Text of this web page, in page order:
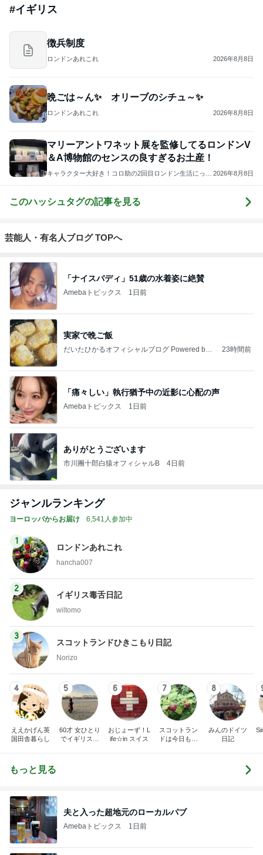
#イギリス
徴兵制度
ロンドンあれこれ 2026年8月8日
晩ごは～ん✨ オリーブのシチュ～✨
ロンドンあれこれ 2026年8月8日
マリーアントワネット展を監修してるロンドンV
＆A博物館のセンスの良すぎるお土産！
キャラクター大好き！コロ助の2回目ロンドン生活にっき
2026年8月8日
このハッシュタグの記事を見る
芸能人・有名人ブログ TOPへ
「ナイスバディ」51歳の水着姿に絶賛
Amebaトピックス 1日前
実家で晩ご飯
だいたひかるオフィシャルブログ Powered by
23時間前
「痛々しい」執行猶予中の近影に心配の声
Amebaトピックス 1日前
ありがとうございます
市川團十郎白猿オフィシャルB 4日前
ジャンルランキング
ヨーロッパからお届け 6,541人参加中
1
ロンドンあれこれ
hancha007
2
イギリス毒舌日記
wiltomo
3
スコットランドひきこもり日記
Norizo
4
ええかげん英
国田舎暮らし
5
60才 女ひとり
でイギリスに
6
おじょーず！L
ife☆in スイス
7
スコットラン
ドは今日も曇
8
みんのドイツ
日記
もっと見る
夫と入った超地元のローカルパブ
Amebaトピックス 1日前